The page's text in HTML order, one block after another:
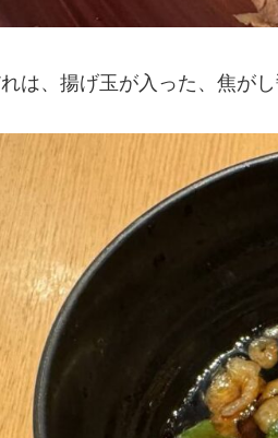
は、揚げ玉が入った、焦が